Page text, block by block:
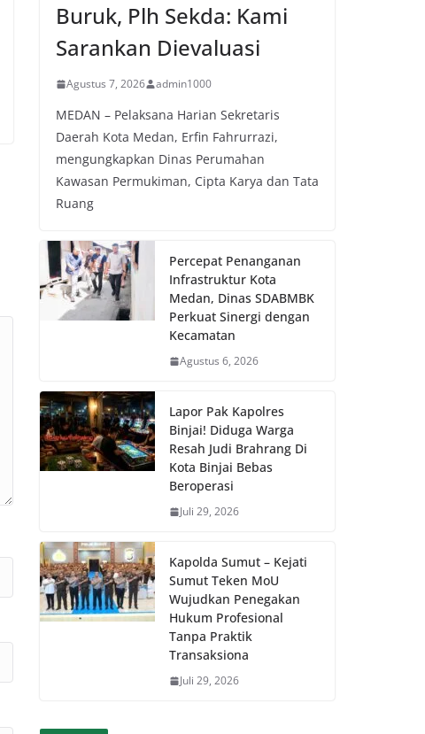
Buruk, Plh Sekda: Kami
Sarankan Dievaluasi
Agustus 7, 2026 admin1000
MEDAN – Pelaksana Harian Sekretaris
Daerah Kota Medan, Erfin Fahrurrazi,
mengungkapkan Dinas Perumahan
Kawasan Permukiman, Cipta Karya dan Tata
Ruang
Percepat Penanganan
Infrastruktur Kota
Medan, Dinas SDABMBK
Perkuat Sinergi dengan
Kecamatan
Agustus 6, 2026
Lapor Pak Kapolres
Binjai! Diduga Warga
Resah Judi Brahrang Di
Kota Binjai Bebas
Beroperasi
Juli 29, 2026
Kapolda Sumut – Kejati
Sumut Teken MoU
Wujudkan Penegakan
Hukum Profesional
Tanpa Praktik
Transaksiona
Juli 29, 2026